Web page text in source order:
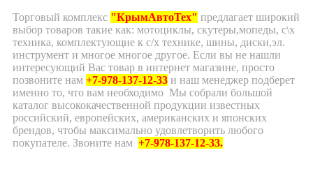
Торговый комплекс "КрымАвтоТех" предлагает широкий
выбор товаров такие как: мотоциклы, скутеры,мопеды, с\х
техника, комплектующие к с/х технике, шины, диски,эл.
инструмент и многое многое другое. Если вы не нашли
интересующий Вас товар в интернет магазине, просто
позвоните нам +7-978-137-12-33 и наш менеджер подберет
именно то, что вам необходимо Мы собрали большой
каталог высококачественной продукции известных
российский, европейских, американских и японских
брендов, чтобы максимально удовлетворить любого
покупателе. Звоните нам +7-978-137-12-33.